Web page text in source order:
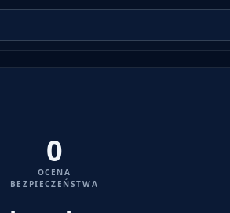
0
OCENA
BEZPIECZEŃSTWA